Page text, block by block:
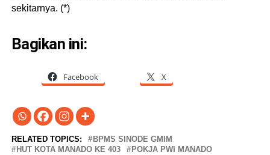
sekitarnya. (*)
Bagikan ini:
Facebook X
RELATED TOPICS:
BPMS SINODE GMIM
HUT KOTA MANADO KE 403
POKJA PWI MANADO